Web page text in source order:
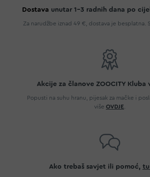
Dostava unutar 1-3 radnih dana po
Za narudžbe iznad 49 €, dostava je besplatna.
Akcije za članove ZOOCITY Kluba
Popusti na suhu hranu, pijesak za mačke i
više OVDJE
Ako trebaš savjet ili pomoć, tu